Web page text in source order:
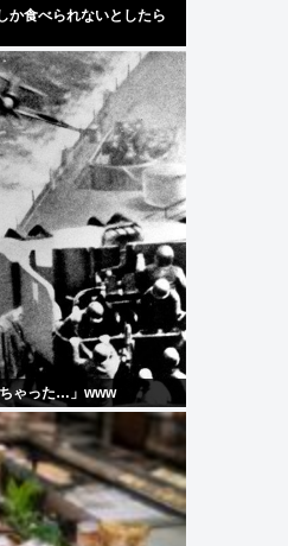
か食べられないとしたら
ゃった…」www